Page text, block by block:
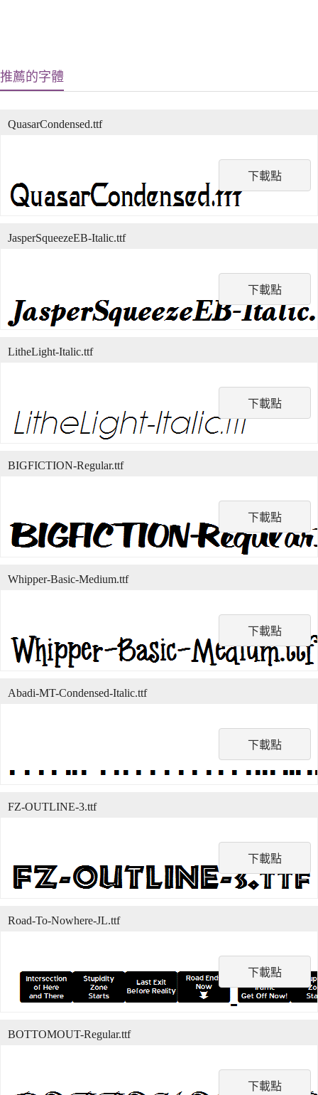
推薦的字體
下載點
QuasarCondensed.ttf
下載點
JasperSqueezeEB-Italic.ttf
下載點
LitheLight-Italic.ttf
下載點
BIGFICTION-Regular.ttf
下載點
Whipper-Basic-Medium.ttf
下載點
Abadi-MT-Condensed-Italic.ttf
下載點
FZ-OUTLINE-3.ttf
下載點
Road-To-Nowhere-JL.ttf
下載點
BOTTOMOUT-Regular.ttf